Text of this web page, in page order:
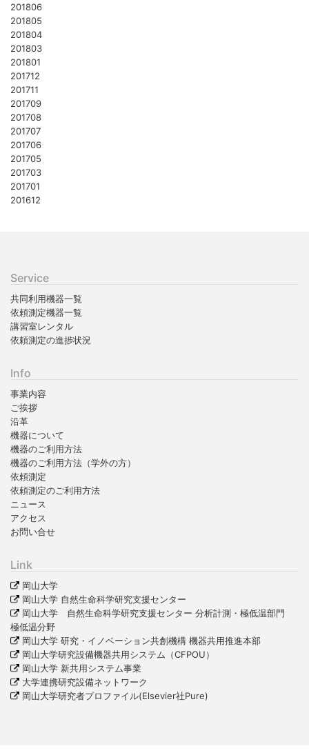
201806
201805
201804
201803
201801
201712
201711
201709
201708
201707
201706
201705
201703
201701
201612
Service
共同利用機器一覧
依頼測定機器一覧
講習室レンタル
依頼測定の進捗状況
Info
事業内容
ご挨拶
沿革
機器について
機器のご利用方法
機器のご利用方法（学外の方）
依頼測定
依頼測定のご利用方法
ニュース
アクセス
お問い合せ
Link
岡山大学
岡山大学 自然生命科学研究支援センター
岡山大学 自然生命科学研究支援センター 分析計測・極低温部門
極低温分野
岡山大学 研究・イノベーション共創機構 機器共用推進本部
岡山大学研究設備機器共用システム（CFPOU）
岡山大学 新共用システム事業
大学連携研究設備ネットワーク
岡山大学研究者プロファイル(Elsevier社Pure)